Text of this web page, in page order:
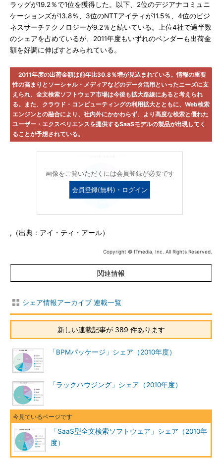
ラッグが19.2％で1位を獲得した。以下、2位のデジアナコミュニ
ケーションズが13.8％、3位のNTTアイティが11.5％、4位のビジ
ネスサーチテクノロジーが9.2％と続いている。上位4社で過半数
のシェアを占めているが、2011年度もいずれのベンダーも出荷金
額を好調に伸ばすとみられている。
2011年度の出荷金額は前年比30.8％増が見込まれている。情報の重要
性の高まりとソーシャル・メディアなどのデータ活用といったニーズに支
えられ、全文検索ソフトウェア市場は今後も拡大路線にあると考えられ
る。また、クラウド・コンピューティングの利用拡大とともに、Web検索
エンジンとの融合により、社内外にかかわらず、より高度な検索と優れた
ユーザー・エクスペリエンスを提供するSaaSモデルの製品が出現してく
ることが予想されている。
画像をご覧いただくには会員登録が必要です
会員登録(無料)・ログイン
,（出典：アイ・ティ・アール）
Copyright © ITmedia, Inc. All Rights Reserved.
関連情報
シェア情報アーカイブ 連載一覧
新しい連載記事が 389 件あります
「BPMパッケージ」シェア（2010年度）
「ラックハウジング」シェア（2010年度）
「SaaS型全文検索ソフトウェア」シェア（2010年
度）